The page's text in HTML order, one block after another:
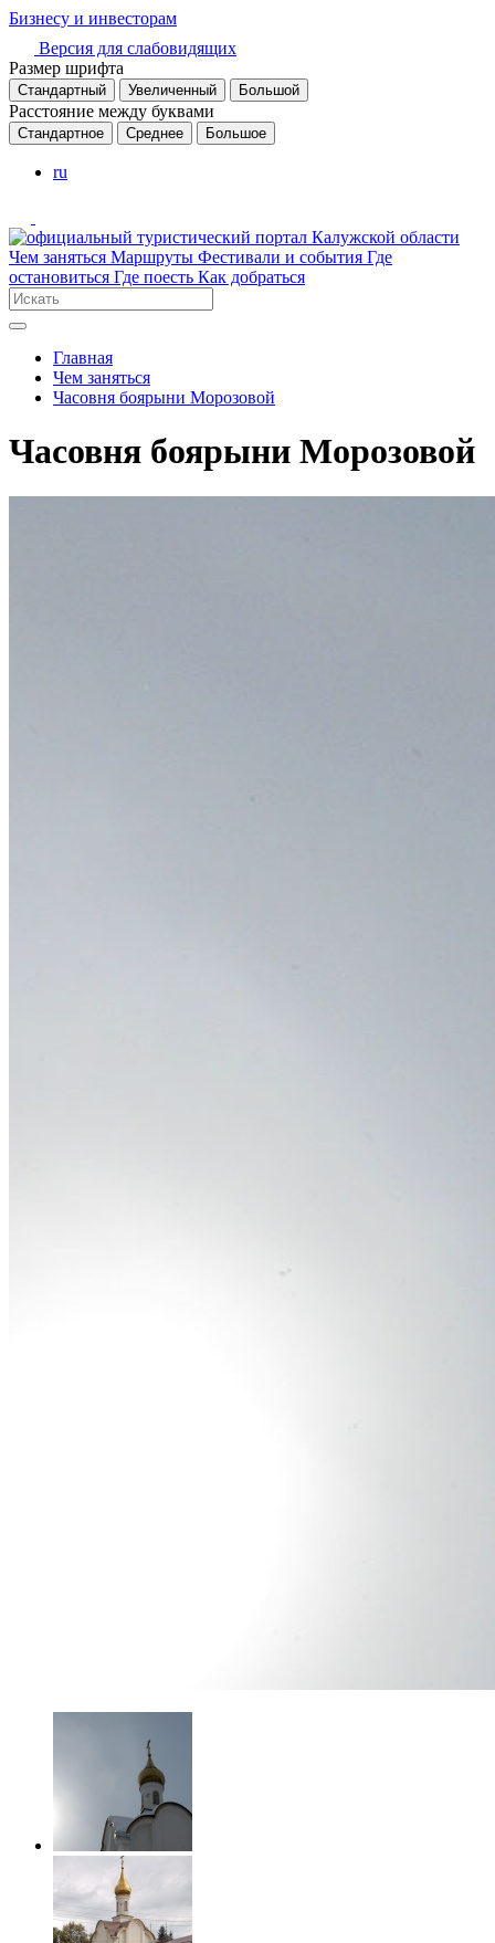
Бизнесу и инвесторам
Версия для слабовидящих
Размер шрифта
Стандартный Увеличенный Большой
Расстояние между буквами
Стандартное Среднее Большое
ru
Чем заняться Маршруты Фестивали и события Где
остановиться Где поесть Как добраться
Главная
Чем заняться
Часовня боярыни Морозовой
Часовня боярыни Морозовой